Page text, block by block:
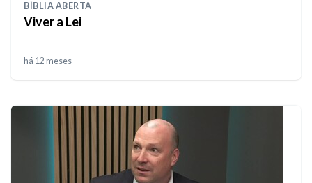
BÍBLIA ABERTA
Viver a Lei
há 12 meses